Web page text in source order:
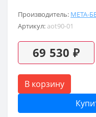
Производитель: МЕТА-
Артикул: aot90-01
69 530 ₽
В корзину